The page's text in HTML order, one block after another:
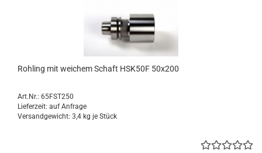
Rohling mit weichem Schaft HSK50F 50x200
Art.Nr.: 65FST250
Lieferzeit: auf Anfrage
Versandgewicht: 3,4 kg je Stück